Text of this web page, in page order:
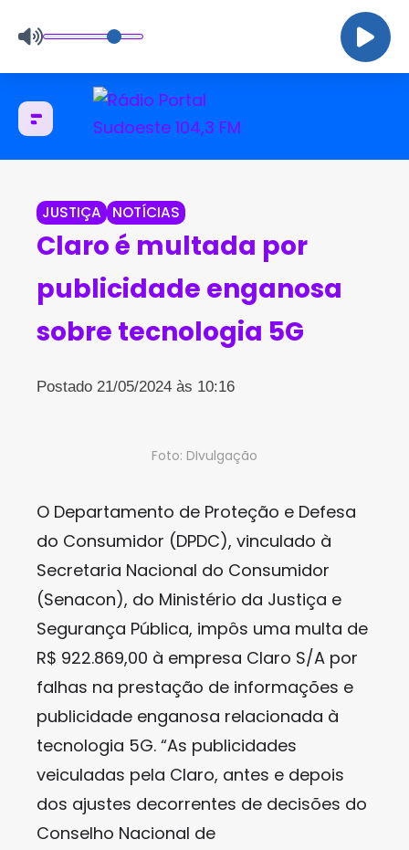
JUSTIÇA NOTÍCIAS
Claro é multada por
publicidade enganosa
sobre tecnologia 5G
Postado 21/05/2024 às 10:16
Foto: DIvulgação
O Departamento de Proteção e Defesa
do Consumidor (DPDC), vinculado à
Secretaria Nacional do Consumidor
(Senacon), do Ministério da Justiça e
Segurança Pública, impôs uma multa de
R$ 922.869,00 à empresa Claro S/A por
falhas na prestação de informações e
publicidade enganosa relacionada à
tecnologia 5G. “As publicidades
veiculadas pela Claro, antes e depois
dos ajustes decorrentes de decisões do
Conselho Nacional de